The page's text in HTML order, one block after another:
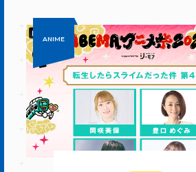
ANIME